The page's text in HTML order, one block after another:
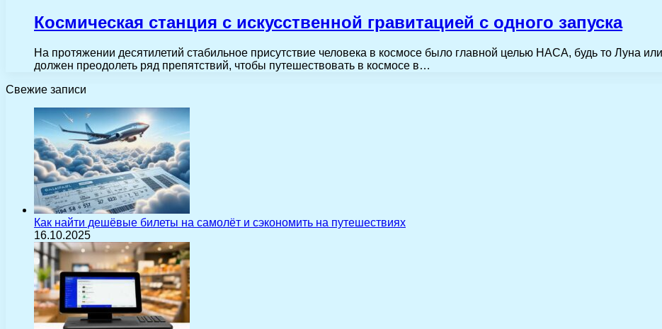
Космическая станция с искусственной гравитацией с одного запуска
На протяжении десятилетий стабильное присутствие человека в космосе было главной целью НАСА, будь то Луна
должен преодолеть ряд препятствий, чтобы путешествовать в космосе в…
Свежие записи
Как найти дешёвые билеты на самолёт и сэкономить на путешествиях
16.10.2025